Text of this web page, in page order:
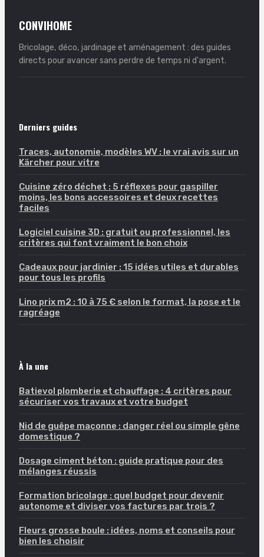
CONVIHOME
Bricolage, déco, jardinage et aménagement : des guides
directs pour avancer sans perdre de temps ni d'argent.
Derniers guides
Traces, autonomie, modèles WV : le vrai avis sur un
Kärcher pour vitre
Cuisine zéro déchet : 5 réflexes pour gaspiller
moins, les bons accessoires et deux recettes
faciles
Logiciel cuisine 3D : gratuit ou professionnel, les
critères qui font vraiment le bon choix
Cadeaux pour jardinier : 15 idées utiles et durables
pour tous les profils
Lino prix m2 : 10 à 75 € selon le format, la pose et le
ragréage
À la une
Batievol plomberie et chauffage : 4 critères pour
sécuriser vos travaux et votre budget
Nid de guêpe maçonne : danger réel ou simple gêne
domestique ?
Dosage ciment béton : guide pratique pour des
mélanges réussis
Formation bricolage : quel budget pour devenir
autonome et diviser vos factures par trois ?
Fleurs grosse boule : idées, noms et conseils pour
bien les choisir